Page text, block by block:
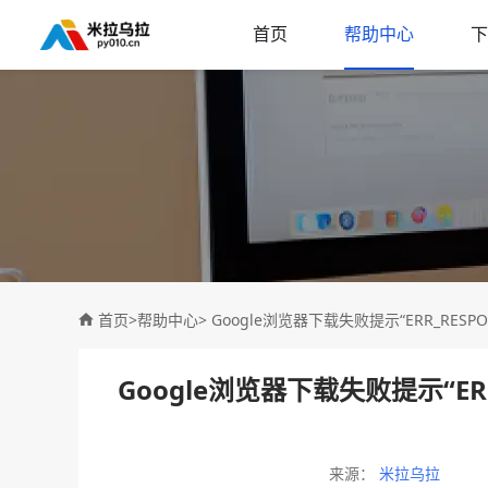
首页 帮助中心
首页>帮助中心> Google浏览器下载失败提示
Google浏览器下载失败提示
来源： 米拉乌拉